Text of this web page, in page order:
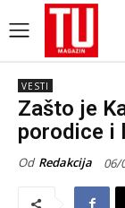
VESTI
Zašto je
porodice i
Od Redakcija 06/